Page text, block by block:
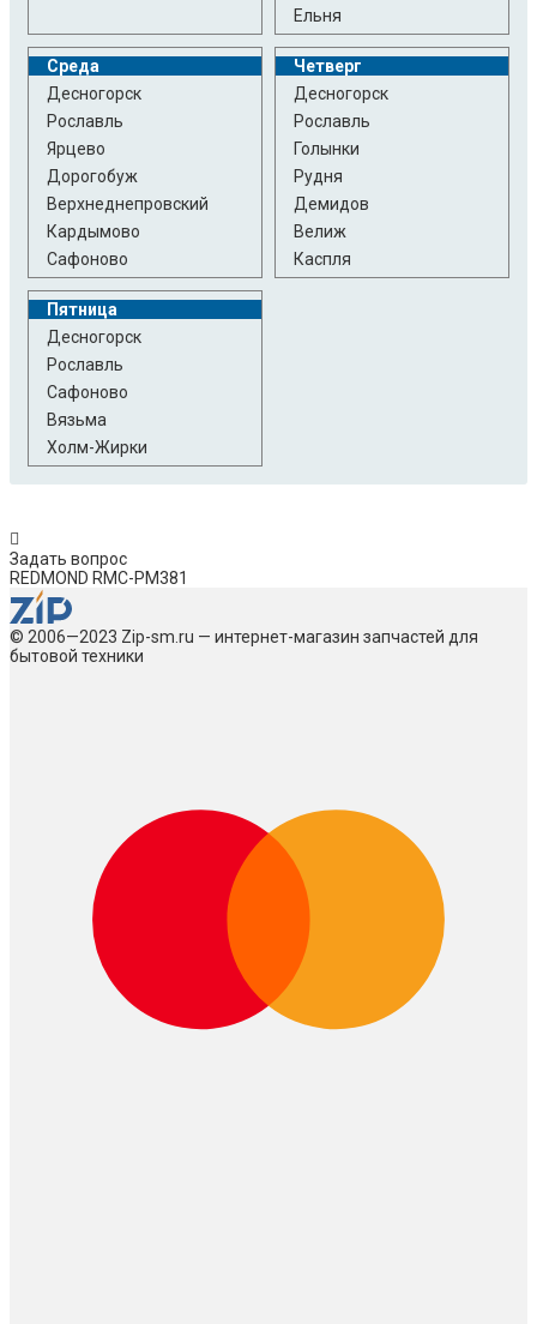
Ельня
Среда
Десногорск
Рославль
Ярцево
Дорогобуж
Верхнеднепровский
Кардымово
Сафоново
Четверг
Десногорск
Рославль
Голынки
Рудня
Демидов
Велиж
Каспля
Пятница
Десногорск
Рославль
Сафоново
Вязьма
Холм-Жирки
Задать вопрос
REDMOND RMC-PM381
© 2006—2023 Zip-sm.ru — интернет-магазин запчастей для
бытовой техники